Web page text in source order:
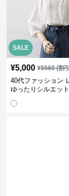
SALE
¥5,000 ¥5560(割
40代ファッション
ゆったりシルエッ